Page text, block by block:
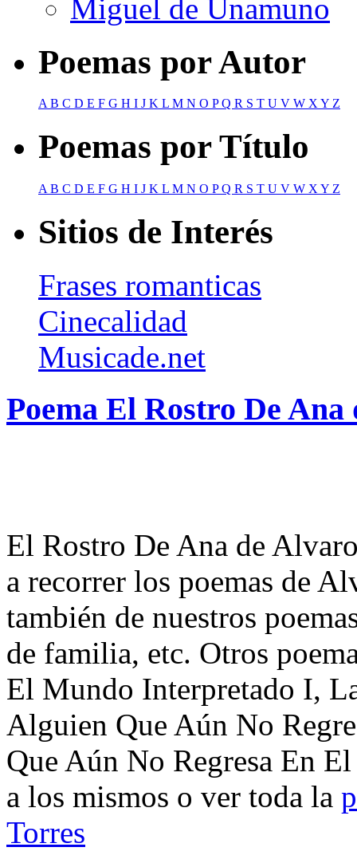
Miguel de Unamuno
Poemas por Autor
AB C D E F G H I J K L M N O PQ R S T U V W XY Z
Poemas por Título
A B C D E F G H I J K L M N O PQ R S T U V W X Y Z
Sitios de Interés
Frases romanticas
Cinecalidad
Musicade.net
Poema El Rostro De
El Rostro De Ana de
a recorrer los poemas de
también de nuestros
de familia, etc. Otros
El Mundo Interpretado I,
Alguien Que Aún No
Que Aún No Regresa En
a los mismos o ver toda la
Torres